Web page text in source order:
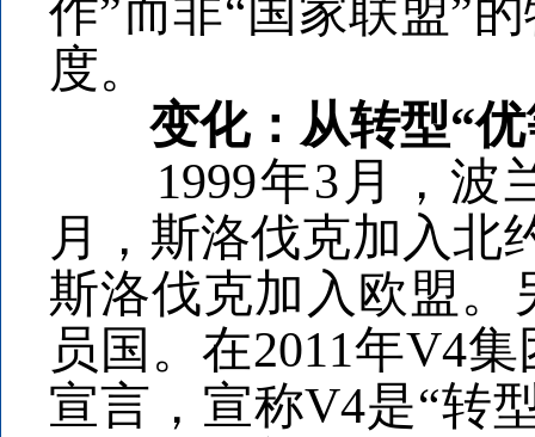
作”而非“国家联盟”
度。
变化：从转型“优
1999年3月，波兰
月，斯洛伐克加入北
斯洛伐克加入欧盟。
员国。在2011年V4
宣言，宣称V4是“转